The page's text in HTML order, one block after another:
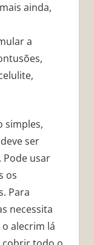
ainda,
a
simples,
ser
usar
os
Para
necessita
alecrim lá